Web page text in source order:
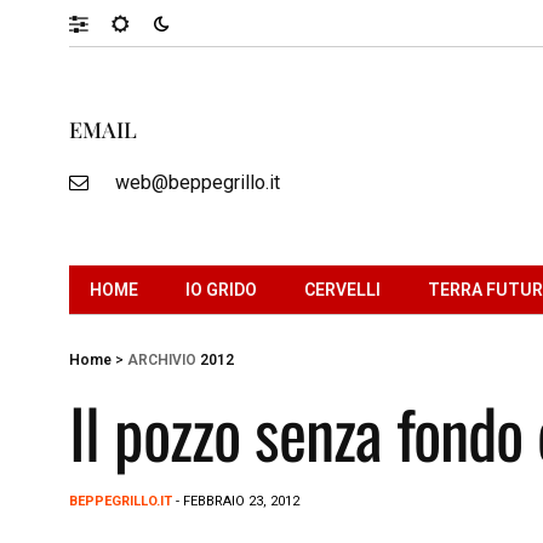
EMAIL
web@beppegrillo.it
HOME IO GRIDO CERVELLI TERRA
Home > ARCHIVIO 2012
Il pozzo senza
BEPPEGRILLO.IT - FEBBRAIO 23, 2012